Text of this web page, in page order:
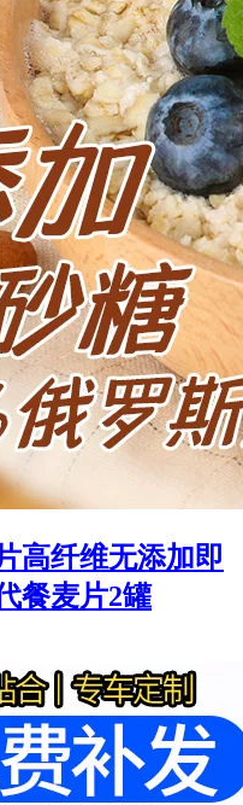
高纤维无添加即
餐麦片2罐